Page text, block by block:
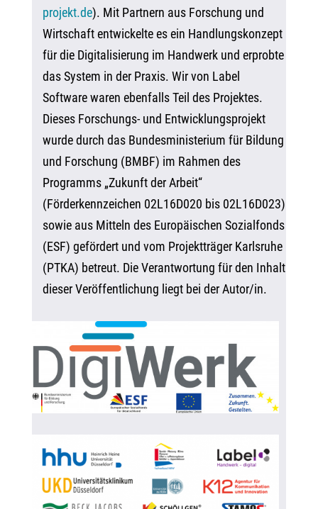
projekt.de). Mit Partnern aus Forschung und
Wirtschaft entwickelte es ein Handlungskonzept
für die Digitalisierung im Handwerk und erprobte
das System in der Praxis. Wir von Label
Software waren ebenfalls Teil des Projektes.
Dieses Forschungs- und Entwicklungsprojekt
wurde durch das Bundesministerium für Bildung
und Forschung (BMBF) im Rahmen des
Programms „Zukunft der Arbeit“
(Förderkennzeichen 02L16D020 bis 02L16D023)
sowie aus Mitteln des Europäischen Sozialfonds
(ESF) gefördert und vom Projektträger Karlsruhe
(PTKA) betreut. Die Verantwortung für den Inhalt
dieser Veröffentlichung liegt bei der Autor/in.